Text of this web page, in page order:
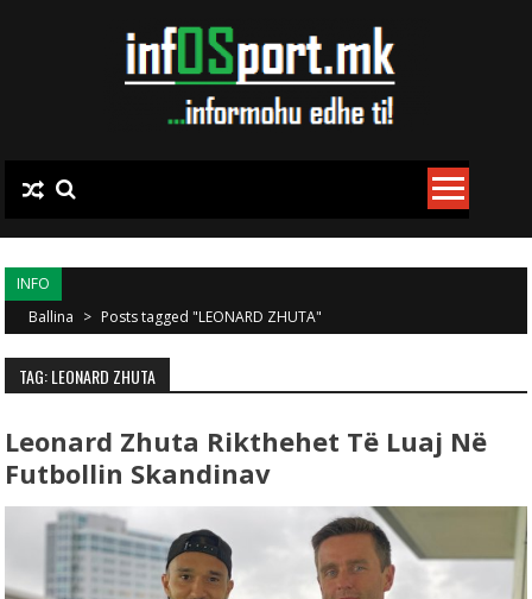
INFO
Ballina > Posts tagged "LEONARD ZHUTA"
TAG: LEONARD ZHUTA
Leonard Zhuta Rikthehet Të Luaj Në
Futbollin Skandinav